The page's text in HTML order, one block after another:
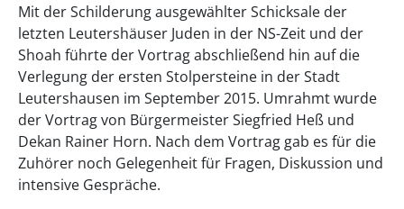
Mit der Schilderung ausgewählter Schicksale der
letzten Leutershäuser Juden in der NS-Zeit und der
Shoah führte der Vortrag abschließend hin auf die
Verlegung der ersten Stolpersteine in der Stadt
Leutershausen im September 2015. Umrahmt wurde
der Vortrag von Bürgermeister Siegfried Heß und
Dekan Rainer Horn. Nach dem Vortrag gab es für die
Zuhörer noch Gelegenheit für Fragen, Diskussion und
intensive Gespräche.